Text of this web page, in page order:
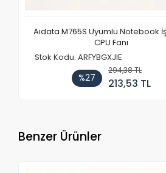
Aidata M765S Uyumlu Notebook
CPU Fanı
Stok Kodu: ARFYBGXJIE
%27
294,38 TL
213,53 TL
Benzer Ürünler